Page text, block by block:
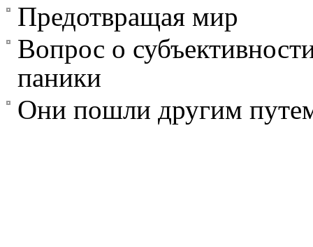
Предотвращая мир
Вопрос о
паники
Они пошли другим